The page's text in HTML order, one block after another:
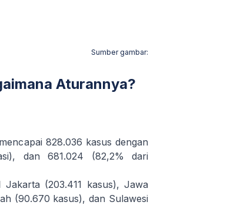
Sumber gambar:
Aturannya?
828.036 kasus dengan
dan 681.024 (82,2% dari
(203.411 kasus), Jawa
(90.670 kasus), dan Sulawesi